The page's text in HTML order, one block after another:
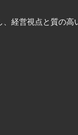
、経営視点と質の高